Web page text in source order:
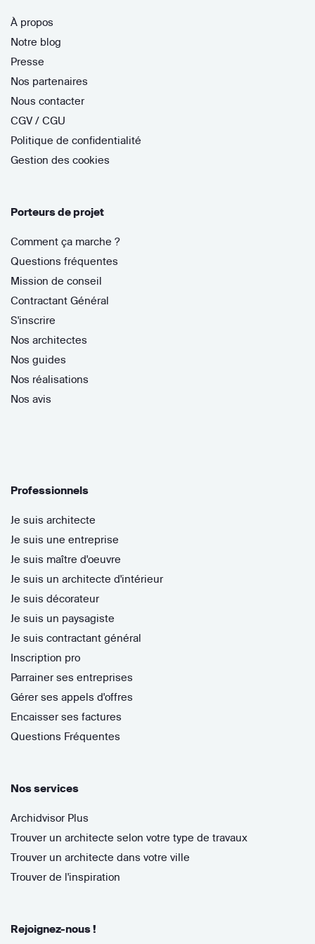
À propos
Notre blog
Presse
Nos partenaires
Nous contacter
CGV / CGU
Politique de confidentialité
Gestion des cookies
Porteurs de projet
Comment ça marche ?
Questions fréquentes
Mission de conseil
Contractant Général
S'inscrire
Nos architectes
Nos guides
Nos réalisations
Nos avis
Professionnels
Je suis architecte
Je suis une entreprise
Je suis maître d'oeuvre
Je suis un architecte d'intérieur
Je suis décorateur
Je suis un paysagiste
Je suis contractant général
Inscription pro
Parrainer ses entreprises
Gérer ses appels d'offres
Encaisser ses factures
Questions Fréquentes
Nos services
Archidvisor Plus
Trouver un architecte selon votre type de travaux
Trouver un architecte dans votre ville
Trouver de l'inspiration
Rejoignez-nous !